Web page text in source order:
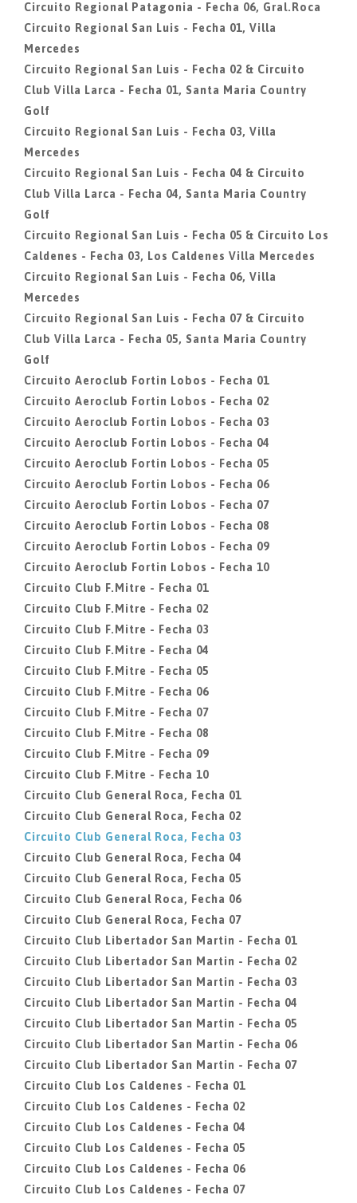
Circuito Regional Patagonia - Fecha 06, Gral.Roca
Circuito Regional San Luis - Fecha 01, Villa
Mercedes
Circuito Regional San Luis - Fecha 02 & Circuito
Club Villa Larca - Fecha 01, Santa Maria Country
Golf
Circuito Regional San Luis - Fecha 03, Villa
Mercedes
Circuito Regional San Luis - Fecha 04 & Circuito
Club Villa Larca - Fecha 04, Santa Maria Country
Golf
Circuito Regional San Luis - Fecha 05 & Circuito Los
Caldenes - Fecha 03, Los Caldenes Villa Mercedes
Circuito Regional San Luis - Fecha 06, Villa
Mercedes
Circuito Regional San Luis - Fecha 07 & Circuito
Club Villa Larca - Fecha 05, Santa Maria Country
Golf
Circuito Aeroclub Fortin Lobos - Fecha 01
Circuito Aeroclub Fortin Lobos - Fecha 02
Circuito Aeroclub Fortin Lobos - Fecha 03
Circuito Aeroclub Fortin Lobos - Fecha 04
Circuito Aeroclub Fortin Lobos - Fecha 05
Circuito Aeroclub Fortin Lobos - Fecha 06
Circuito Aeroclub Fortin Lobos - Fecha 07
Circuito Aeroclub Fortin Lobos - Fecha 08
Circuito Aeroclub Fortin Lobos - Fecha 09
Circuito Aeroclub Fortin Lobos - Fecha 10
Circuito Club F.Mitre - Fecha 01
Circuito Club F.Mitre - Fecha 02
Circuito Club F.Mitre - Fecha 03
Circuito Club F.Mitre - Fecha 04
Circuito Club F.Mitre - Fecha 05
Circuito Club F.Mitre - Fecha 06
Circuito Club F.Mitre - Fecha 07
Circuito Club F.Mitre - Fecha 08
Circuito Club F.Mitre - Fecha 09
Circuito Club F.Mitre - Fecha 10
Circuito Club General Roca, Fecha 01
Circuito Club General Roca, Fecha 02
Circuito Club General Roca, Fecha 03
Circuito Club General Roca, Fecha 04
Circuito Club General Roca, Fecha 05
Circuito Club General Roca, Fecha 06
Circuito Club General Roca, Fecha 07
Circuito Club Libertador San Martin - Fecha 01
Circuito Club Libertador San Martin - Fecha 02
Circuito Club Libertador San Martin - Fecha 03
Circuito Club Libertador San Martin - Fecha 04
Circuito Club Libertador San Martin - Fecha 05
Circuito Club Libertador San Martin - Fecha 06
Circuito Club Libertador San Martin - Fecha 07
Circuito Club Los Caldenes - Fecha 01
Circuito Club Los Caldenes - Fecha 02
Circuito Club Los Caldenes - Fecha 04
Circuito Club Los Caldenes - Fecha 05
Circuito Club Los Caldenes - Fecha 06
Circuito Club Los Caldenes - Fecha 07